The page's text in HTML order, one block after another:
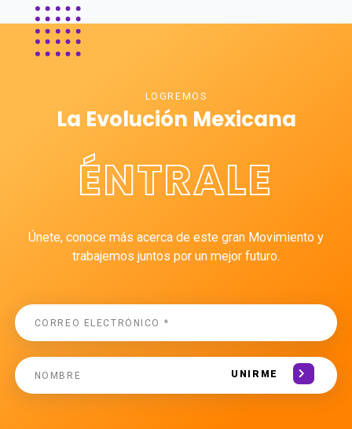
LOGREMOS
La Evolución Mexicana
ÉNTRALE
Únete, conoce más acerca de este gran Movimiento y
trabajemos juntos por un mejor futuro.
UNIRME